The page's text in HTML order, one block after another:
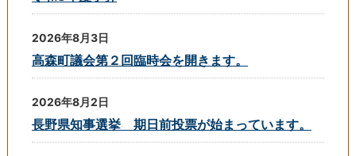
2026年8月3日
高森町議会第２回臨時会を開きます。
2026年8月2日
長野県知事選挙 期日前投票が始まっています。